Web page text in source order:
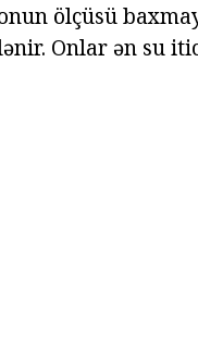
ölçüsü
Onlar ən su